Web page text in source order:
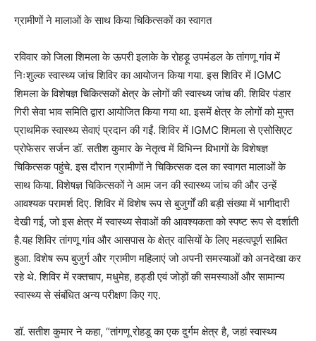
ग्रामीणों ने मालाओं के साथ किया चिकित्सकों का स्वागत
रविवार को जिला शिमला के ऊपरी इलाके के रोहड़ू उपमंडल के तांगणू गांव में
निःशुल्क स्वास्थ्य जांच शिविर का आयोजन किया गया. इस शिविर में IGMC
शिमला के विशेषज्ञ चिकित्सकों क्षेत्र के लोगों की स्वास्थ्य जांच की. शिविर पंडार
गिरी सेवा भाव समिति द्वारा आयोजित किया गया था. इसमें क्षेत्र के लोगों को मुफ्त
प्राथमिक स्वास्थ्य सेवाएं प्रदान की गईं. शिविर में IGMC शिमला से एसोसिएट
प्रोफेसर सर्जन डॉ. सतीश कुमार के नेतृत्व में विभिन्न विभागों के विशेषज्ञ
चिकित्सक पहुंचे. इस दौरान ग्रामीणों ने चिकित्सक दल का स्वागत मालाओं के
साथ किया. विशेषज्ञ चिकित्सकों ने आम जन की स्वास्थ्य जांच की और उन्हें
आवश्यक परामर्श दिए. शिविर में विशेष रूप से बुजुर्गों की बड़ी संख्या में भागीदारी
देखी गई, जो इस क्षेत्र में स्वास्थ्य सेवाओं की आवश्यकता को स्पष्ट रूप से दर्शाती
है.यह शिविर तांगणू गांव और आसपास के क्षेत्र वासियों के लिए महत्वपूर्ण साबित
हुआ. विशेष रूप बुजुर्ग और ग्रामीण महिलाएं जो अपनी समस्याओं को अनदेखा कर
रहे थे. शिविर में रक्तचाप, मधुमेह, हड्डी एवं जोड़ों की समस्याओं और सामान्य
स्वास्थ्य से संबंधित अन्य परीक्षण किए गए.
डॉ. सतीश कुमार ने कहा, “तांगणू रोहडू का एक दुर्गम क्षेत्र है, जहां स्वास्थ्य